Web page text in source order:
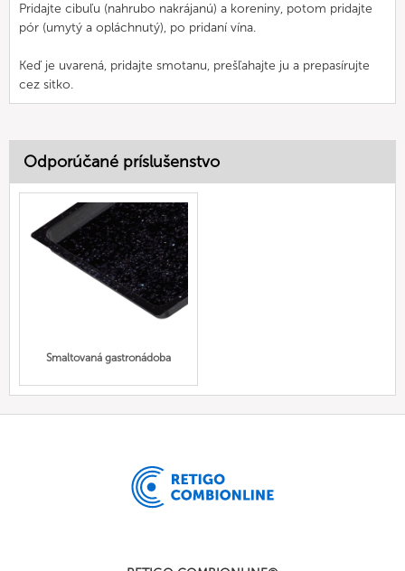
Pridajte cibuľu (nahrubo nakrájanú) a koreniny, potom pridajte
pór (umytý a opláchnutý), po pridaní vína.
Keď je uvarená, pridajte smotanu, prešľahajte ju a prepasírujte
cez sitko.
Odporúčané príslušenstvo
Smaltovaná gastronádoba